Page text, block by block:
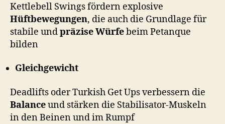
Kettlebell Swings fördern explosive
Hüftbewegungen, die auch die Grundlage für
stabile undpräzise Würfebeim Petanque
bilden
Gleichgewicht
Deadlifts oder Turkish Get Ups verbessern die
Balanceund stärken die Stabilisator-Muskeln
in den Beinen und im Rumpf